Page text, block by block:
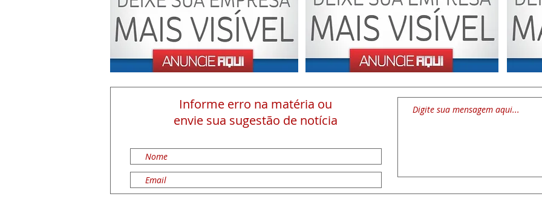
Informe erro na matéria ou
envie sua sugestão de notícia